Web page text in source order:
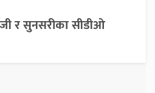
र सुनसरीका सीडीओ